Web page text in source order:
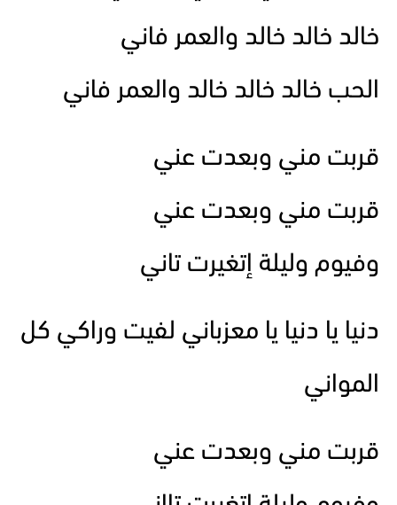
خالد خالد خالد والعمر فاني
الحب خالد خالد خالد والعمر فاني
قربت مني وبعدت عني
قربت مني وبعدت عني
وفيوم وليلة إتغيرت تاني
دنيا يا دنيا يا معزباني لفيت وراكي كل
المواني
قربت مني وبعدت عني